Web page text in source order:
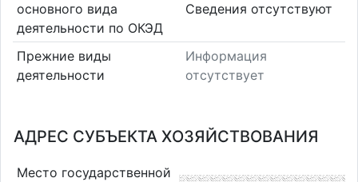
основного вида
деятельности по ОКЭД
Cведения отсутствуют
Прежние виды
деятельности
Информация
отсутствует
АДРЕС СУБЪЕКТА ХОЗЯЙСТВОВАНИЯ
Место государственной